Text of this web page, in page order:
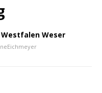
Westfalen Weser